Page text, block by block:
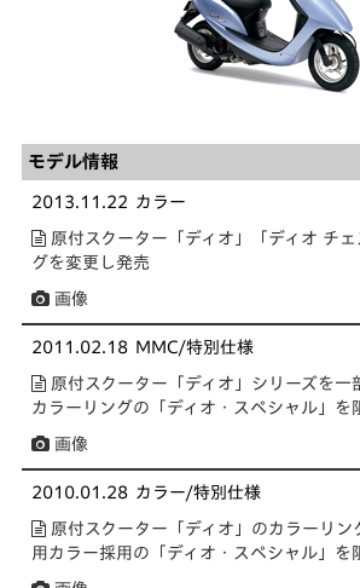
モデル情報
2013.11.22 カラー
原付スクーター「ディオ」「ディオ チ
グを変更し発売
画像
2011.02.18 MMC/特別仕様
原付スクーター「ディオ」シリーズを
カラーリングの「ディオ・スペシャル」を
画像
2010.01.28 カラー/特別仕様
原付スクーター「ディオ」のカラーリ
用カラー採用の「ディオ・スペシャル」を